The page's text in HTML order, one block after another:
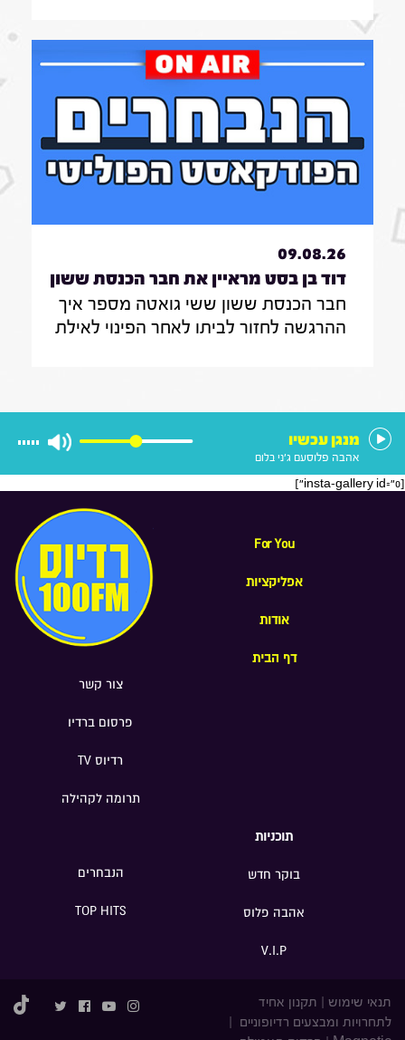
שותפה לממשלה בראשות הליכוד
09.08.26
דוד בן בסט מראיין את חבר הכנסת ששון
ששי גואטה|7.8.26
חבר הכנסת ששון ששי גואטה מספר איך
ההרגשה לחזור לביתו לאחר הפינוי לאילת
מנגן עכשיו
אהבה פלוסעם ג'ני בלום
[insta-gallery id="0"]
For You
אפליקציות
אודות
דף הבית
צור קשר
פרסום ברדיו
רדיוס TV
תרומה לקהילה
תוכניות
בוקר חדש
אהבה פלוס
V.I.P
הנבחרים
TOP HITS
תנאי שימוש
תקנון אחיד
לתחרויות ומבצעים רדיופוניים